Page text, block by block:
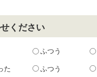
ください
ふつう
た ふつう